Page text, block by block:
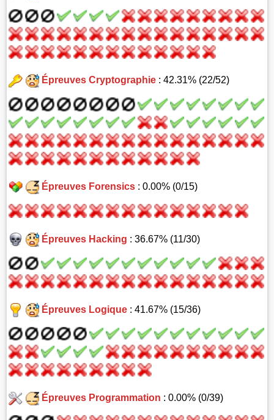
Épreuves Cryptographie: 42.31% (22/52)
Épreuves Forensics: 0.00% (0/15)
Épreuves Hacking : 36.67% (11/30)
Épreuves Logique: 41.67% (15/36)
Épreuves Programmation : 0.00% (0/39)